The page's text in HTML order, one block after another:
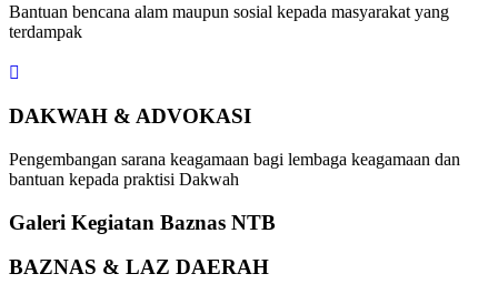
Bantuan bencana alam maupun sosial kepada masyarakat yang
terdampak
DAKWAH & ADVOKASI
Pengembangan sarana keagamaan bagi lembaga keagamaan dan
bantuan kepada praktisi Dakwah
Galeri Kegiatan Baznas NTB
BAZNAS & LAZ DAERAH